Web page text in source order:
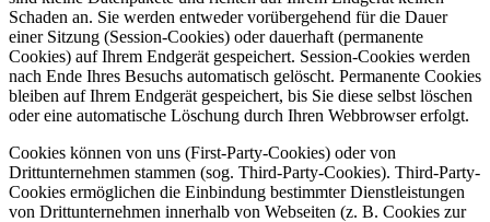
Schaden an. Sie werden entweder vorübergehend für die Dauer
einer Sitzung (Session-Cookies) oder dauerhaft (permanente
Cookies) auf Ihrem Endgerät gespeichert. Session-Cookies werden
nach Ende Ihres Besuchs automatisch gelöscht. Permanente Cookies
bleiben auf Ihrem Endgerät gespeichert, bis Sie diese selbst löschen
oder eine automatische Löschung durch Ihren Webbrowser erfolgt.
Cookies können von uns (First-Party-Cookies) oder von
Drittunternehmen stammen (sog. Third-Party-Cookies). Third-Party-
Cookies ermöglichen die Einbindung bestimmter Dienstleistungen
von Drittunternehmen innerhalb von Webseiten (z. B. Cookies zur